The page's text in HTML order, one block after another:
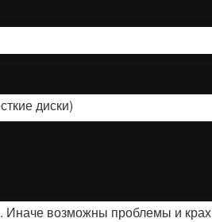
диски)
Иначе возможны проблемы и крах